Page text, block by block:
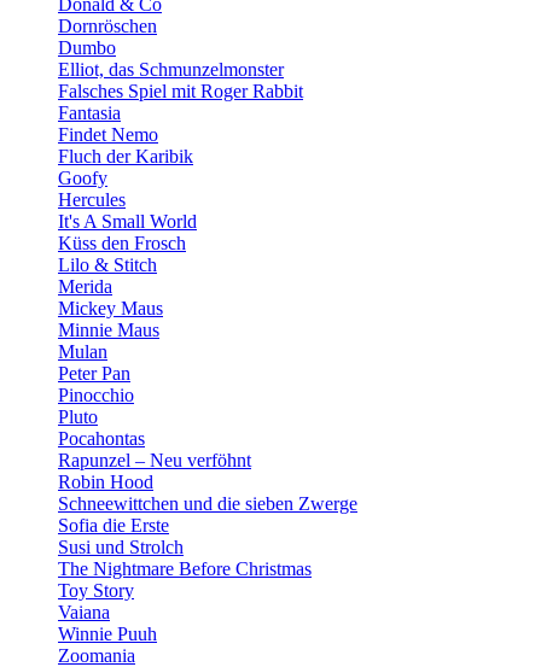
Donald & Co
Dornröschen
Dumbo
Elliot, das Schmunzelmonster
Falsches Spiel mit Roger Rabbit
Fantasia
Findet Nemo
Fluch der Karibik
Goofy
Hercules
It's A Small World
Küss den Frosch
Lilo & Stitch
Merida
Mickey Maus
Minnie Maus
Mulan
Peter Pan
Pinocchio
Pluto
Pocahontas
Rapunzel – Neu verföhnt
Robin Hood
Schneewittchen und die sieben Zwerge
Sofia die Erste
Susi und Strolch
The Nightmare Before Christmas
Toy Story
Vaiana
Winnie Puuh
Zoomania